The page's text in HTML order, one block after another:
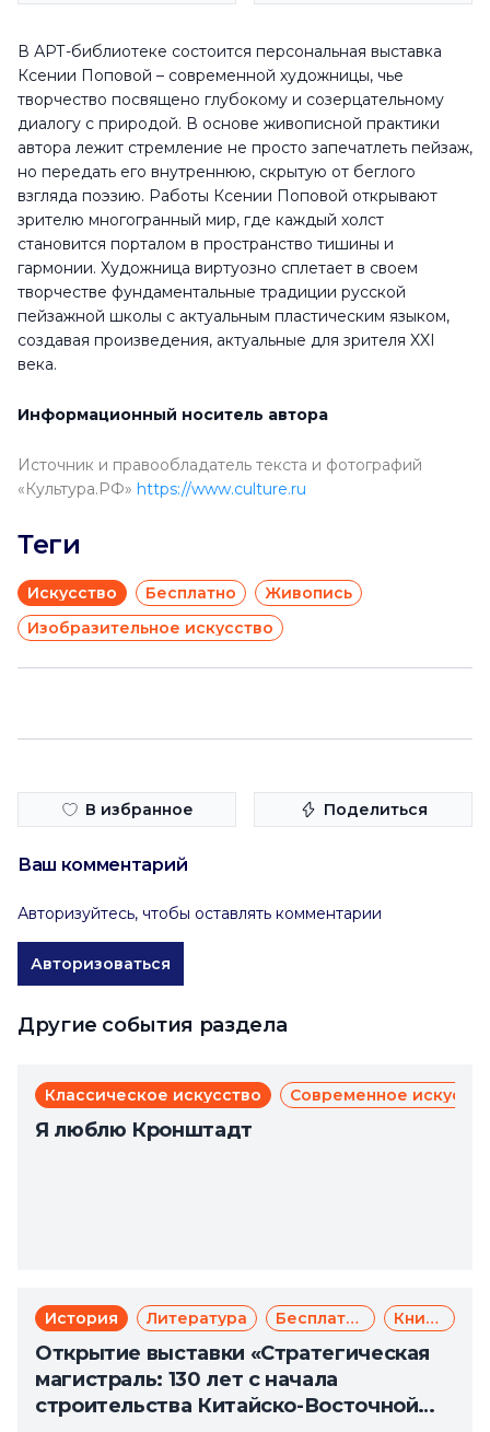
В АРТ-библиотеке состоится персональная выставка
Ксении Поповой – современной художницы, чье
творчество посвящено глубокому и созерцательному
диалогу с природой. В основе живописной практики
автора лежит стремление не просто запечатлеть пейзаж,
но передать его внутреннюю, скрытую от беглого
взгляда поэзию. Работы Ксении Поповой открывают
зрителю многогранный мир, где каждый холст
становится порталом в пространство тишины и
гармонии. Художница виртуозно сплетает в своем
творчестве фундаментальные традиции русской
пейзажной школы с актуальным пластическим языком,
создавая произведения, актуальные для зрителя XXI
века.
Информационный носитель автора
Источник и правообладатель текста и фотографий
«Культура.РФ» https://www.culture.ru
Теги
Искусство Бесплатно
Живопись
Изобразительное искусство
В избранное Поделиться
Ваш комментарий
Авторизуйтесь, чтобы оставлять комментарии
Авторизоваться
Другие события раздела
Классическое искусство Современное
Я люблю Кронштадт
История Литература Бесплатно Книги
Открытие выставки «Стратегическая
магистраль: 130 лет с начала
строительства Китайско-Восточной